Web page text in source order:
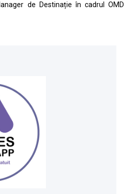
de Destinație în cadrul OMD